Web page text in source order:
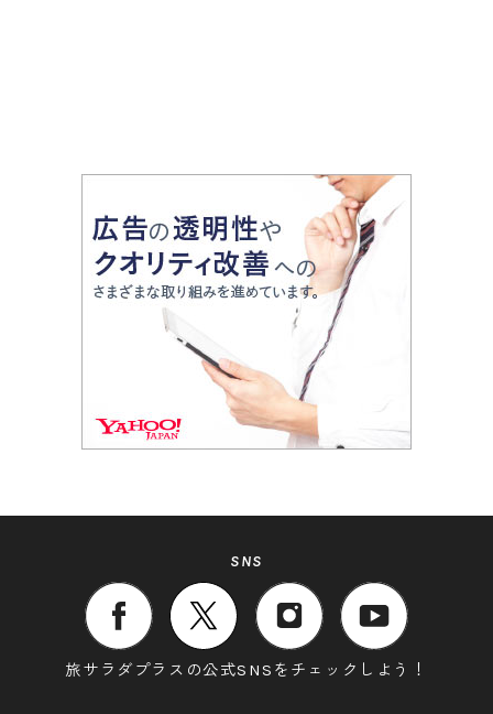
SNS
旅サラダプラスの公式SNSをチェックしよう！